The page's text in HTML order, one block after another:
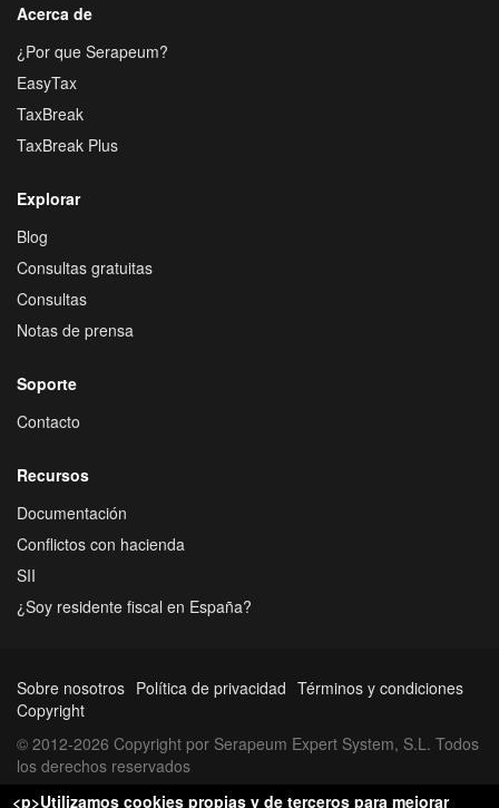
Acerca de
¿Por que Serapeum?
EasyTax
TaxBreak
TaxBreak Plus
Explorar
Blog
Consultas gratuitas
Consultas
Notas de prensa
Soporte
Contacto
Recursos
Documentación
Conflictos con hacienda
SII
¿Soy residente fiscal en España?
Sobre nosotros Política de privacidad Términos y condiciones
Copyright
© 2012-2026 Copyright por Serapeum Expert System, S.L. Todos
los derechos reservados
<p>Utilizamos cookies propias y de terceros para mejorar